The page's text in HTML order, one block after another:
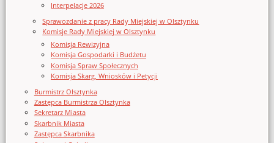
Interpelacje 2026
Sprawozdanie z pracy Rady Miejskiej w Olsztynku
Komisje Rady Miejskiej w Olsztynku
Komisja Rewizyjna
Komisja Gospodarki i Budżetu
Komisja Spraw Społecznych
Komisja Skarg, Wniosków i Petycji
Burmistrz Olsztynka
Zastępca Burmistrza Olsztynka
Sekretarz Miasta
Skarbnik Miasta
Zastępca Skarbnika